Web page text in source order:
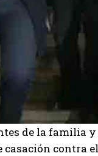
de la familia
contra